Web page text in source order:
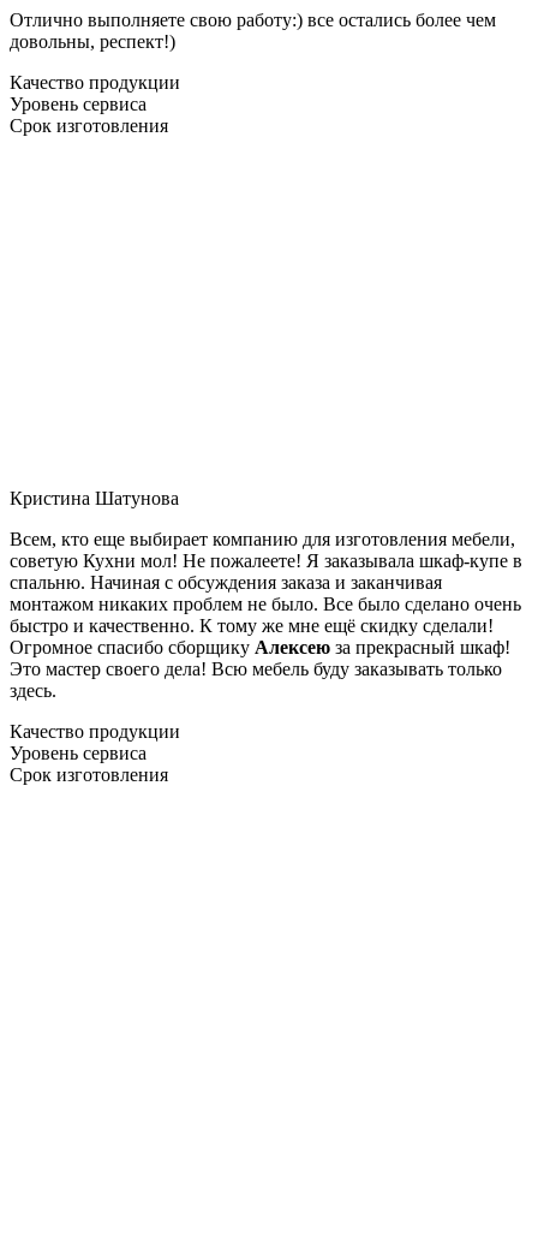
Отлично выполняете свою работу:) все остались более чем
довольны, респект!)
Качество продукции
Уровень сервиса
Срок изготовления
Кристина Шатунова
Всем, кто еще выбирает компанию для изготовления мебели,
советую Кухни мол! Не пожалеете! Я заказывала шкаф-купе в
спальню. Начиная с обсуждения заказа и заканчивая
монтажом никаких проблем не было. Все было сделано очень
быстро и качественно. К тому же мне ещё скидку сделали!
Огромное спасибо сборщику Алексею за прекрасный шкаф!
Это мастер своего дела! Всю мебель буду заказывать только
здесь.
Качество продукции
Уровень сервиса
Срок изготовления